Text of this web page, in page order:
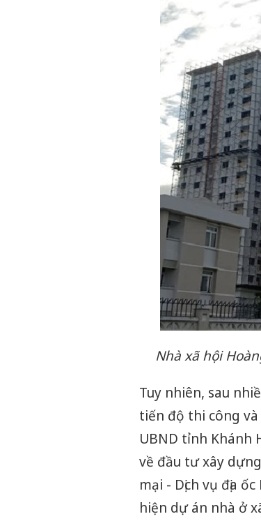
Nhà xã hội
Tuy nhiên, sau
tiến độ thi công
UBND tỉnh Khánh
về đầu tư xây
mại - Dịch vụ địa
hiện dự án nhà ở